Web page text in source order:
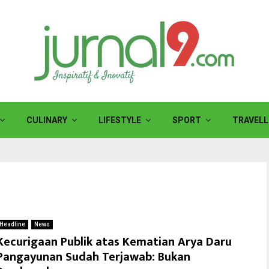
CULINARY LIFESTYLE SPORT
Headline News
Publik atas Kematian Arya Daru
Sudah Terjawab: Bukan